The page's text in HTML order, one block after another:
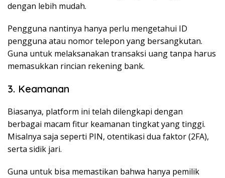
dengan lebih mudah.
Pengguna nantinya hanya perlu mengetahui ID
pengguna atau nomor telepon yang bersangkutan.
Guna untuk melaksanakan transaksi uang tanpa harus
memasukkan rincian rekening bank.
3. Keamanan
Biasanya, platform ini telah dilengkapi dengan
berbagai macam fitur keamanan tingkat yang tinggi.
Misalnya saja seperti PIN, otentikasi dua faktor (2FA),
serta sidik jari.
Guna untuk bisa memastikan bahwa hanya pemilik